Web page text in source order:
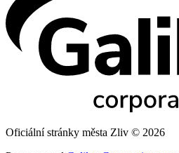
Oficiální stránky města Zliv © 2026